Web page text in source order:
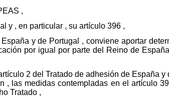
,
y , en particular , su artículo 396 ,
y de Portugal , conviene aportar
por igual por parte del Reino de
2 del Tratado de adhesión de España
, las medidas contempladas en el artículo
Tratado ,